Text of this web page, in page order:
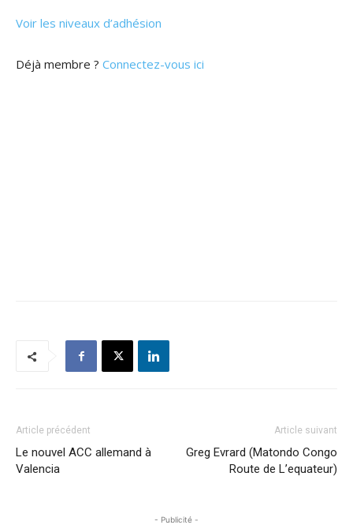
Voir les niveaux d’adhésion
Déjà membre ? Connectez-vous ici
Article précédent
Le nouvel ACC allemand à
Valencia
Article suivant
Greg Evrard (Matondo Congo
Route de L’equateur)
- Publicité -